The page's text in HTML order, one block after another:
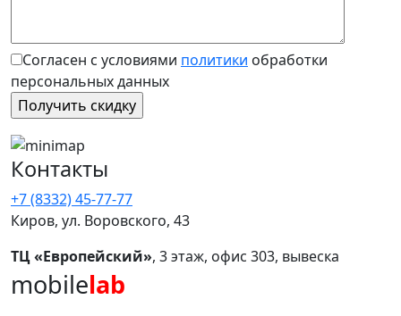
Согласен с условиями политики обработки
персональных данных
Контакты
+7 (8332) 45-77-77
Киров, ул. Воровского, 43
ТЦ «Европейский», 3 этаж, офис 303, вывеска
mobilelab